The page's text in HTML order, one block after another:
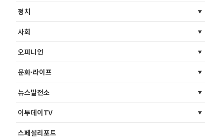
정치
사회
오피니언
문화·라이프
뉴스발전소
이투데이TV
스페셜리포트